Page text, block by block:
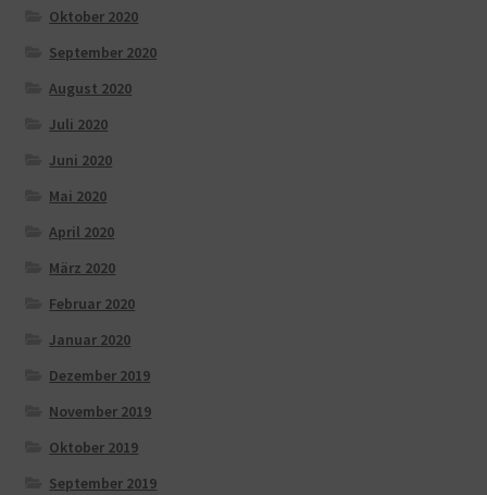
Oktober 2020
September 2020
August 2020
Juli 2020
Juni 2020
Mai 2020
April 2020
März 2020
Februar 2020
Januar 2020
Dezember 2019
November 2019
Oktober 2019
September 2019